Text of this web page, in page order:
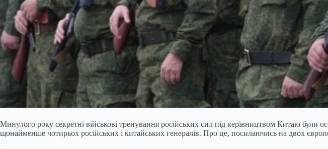
Минулого року секретні військові тренування російських сил під керівництвом Китаю
щонайменше чотирьох російських і китайських генералів. Про це, посилаючись на двох